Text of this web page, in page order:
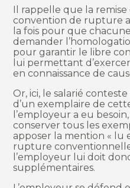
Il rappelle que la remise
convention de rupture
la fois pour que
demander
pour garantir le libre
lui permettant
en connaissance de
Or, ici, le salarié
d’un exemplaire de
l’employeur a eu
conserver tous les
apposer la mention « lu
rupture conventionnelle
l’employeur lui doit
supplémentaires.